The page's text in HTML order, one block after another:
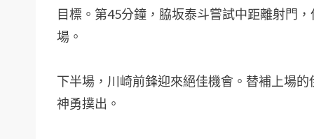
目標。第45分鐘，脇坂泰斗嘗試中距離射門
場。
下半場，川崎前鋒迎來絕佳機會。替補上場
神勇撲出。